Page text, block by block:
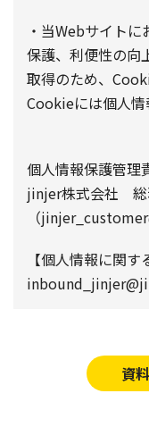
・当Webサイト
保護、利便性の向
取得のため、
Cookieには個人情
個人情報保護管理
jinjer株式会社 総
（
【個人情報に関す
資